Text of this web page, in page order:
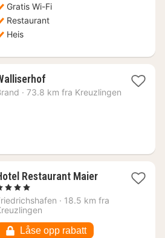
4618
kr.
Gratis Wi-Fi
Restaurant
Heis
1
natt
· 73.8 km fra Kreuzlingen
Restaurant Maier1
fra
Stjerner
· 18.5 km fra
Låse opp rabatt